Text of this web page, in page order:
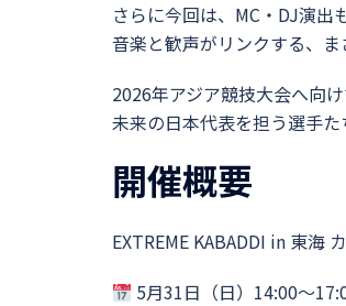
さらに今回は、MC・DJ演出
音楽と歓声がリンクする、
2026年アジア競技大会へ向
未来の日本代表を担う選手
開催概要
EXTREME KABADDI in 東海
5月31日（日）14:00〜